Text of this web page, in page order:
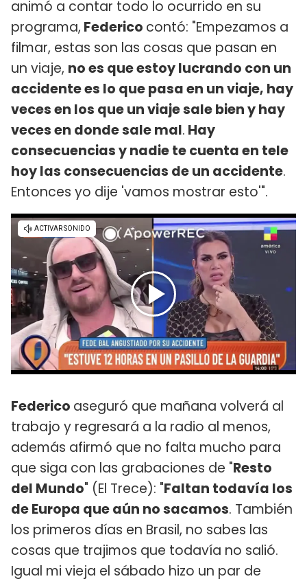
animó a contar todo lo ocurrido en su
programa, Federico contó: "Empezamos a
filmar, estas son las cosas que pasan en
un viaje, no es que estoy lucrando con un
accidente es lo que pasa en un viaje, hay
veces en los que un viaje sale bien y hay
veces en donde sale mal. Hay
consecuencias y nadie te cuenta en tele
hoy las consecuencias de un accidente.
Entonces yo dije 'vamos mostrar esto'".
Federico aseguró que mañana volverá al
trabajo y regresará a la radio al menos,
además afirmó que no falta mucho para
que siga con las grabaciones de "Resto
del Mundo" (El Trece): "Faltan todavía los
de Europa que aún no sacamos. También
los primeros días en Brasil, no sabes las
cosas que trajimos que todavía no salió.
Igual mi vieja el sábado hizo un par de